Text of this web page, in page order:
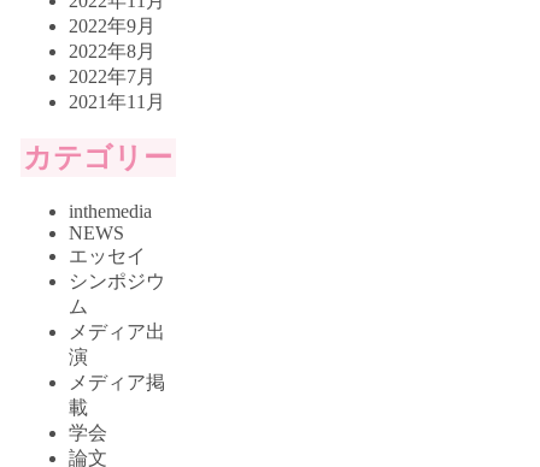
2022年9月
2022年8月
2022年7月
2021年11月
カテゴリー
inthemedia
NEWS
エッセイ
シンポジウ
ム
メディア出
演
メディア掲
載
学会
論文